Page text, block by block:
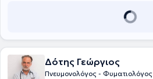
Δότης Γεώργιος
Πνευμονολόγος - Φυματιολόγος